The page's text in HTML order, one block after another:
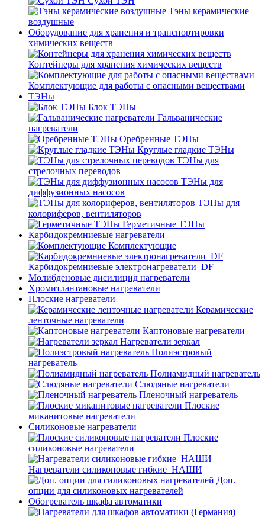
Тэны керамические
воздушные
Оборудование для хранения и транспортировки
химических веществ
Контейнеры для хранения химических веществ
Комплектующие для работы с опасными веществами
ТЭНы
Блок ТЭНы
Гальванические
нагреватели
Оребренные ТЭНы
Круглые гладкие ТЭНы
ТЭНы для
стрелочных переводов
ТЭНы для
диффузионных насосов
ТЭНы для
колориферов, вентиляторов
Герметичные ТЭНы
Карбидокремниевые нагреватели
Комплектующие
Карбидокремниевые электронагреватели_DF
Молибденовые дисилицид нагреватели
Хромитлантановые нагреватели
Плоские нагреватели
Керамические
ленточные нагреватели
Каптоновые нагреватели
Нагреватели зеркал
Полиэстровый
нагреватель
Полиамидный нагреватель
Слюдяные нагреватели
Пленочный нагреватель
Плоские
миканитовые нагреватели
Силиконовые нагреватели
Плоские
силиконовые нагреватели
Нагреватели силиконовые гибкие_НАШИ
Доп.
опции для силиконовых нагревателей
Обогреватель шкафа автоматики